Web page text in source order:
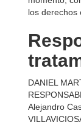
los derechos
DANIEL
Alejandro